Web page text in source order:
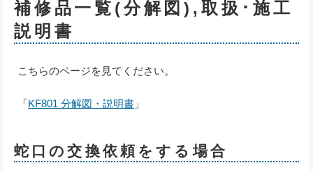
補修品一覧(分解図),取扱･施工
説明書
こちらのページを見てください。
「KF801 分解図・説明書 」
蛇口の交換依頼をする場合